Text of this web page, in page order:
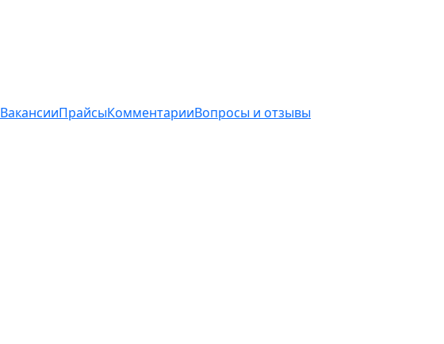
ВакансииПрайсыКомментарииВопросы и отзывы